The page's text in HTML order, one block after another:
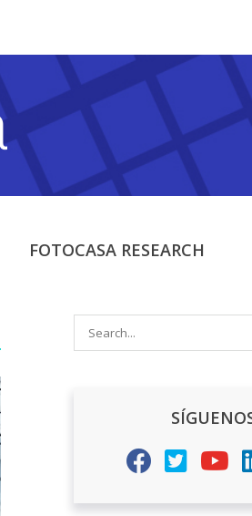
FOTOCASA RESEARCH